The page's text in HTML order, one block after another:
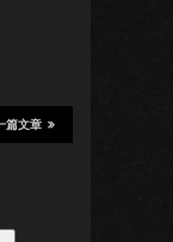
篇文章